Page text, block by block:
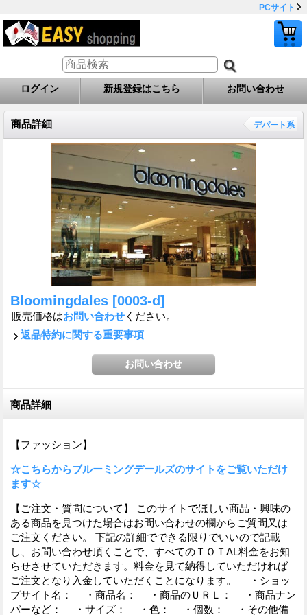
PCサイト
ログイン 新規登録はこちら お問い合わせ
商品詳細 デパート系
Bloomingdales [0003-d]
販売価格はお問い合わせ ください。
返品特約に関する重要事項
商品詳細
【ファッション】
☆こちらからブルーミングデールズのサイトをご覧いただけ
ます☆
【ご注文・質問について】 このサイトでほしい商品・興味の
ある商品を見つけた場合はお問い合わせの欄からご質問又は
ご注文ください。 下記の詳細でできる限りでいいので記載
し、お問い合わせ頂くことで、すべてのＴＯＴAL料金をお知
らせさせていただきます。料金を見て納得していただければ
ご注文となり入金していただくことになります。 ・ショッ
プサイト名： ・商品名： ・商品のＵＲＬ： ・商品ナン
バーなど： ・サイズ： ・色： ・個数： ・その他備